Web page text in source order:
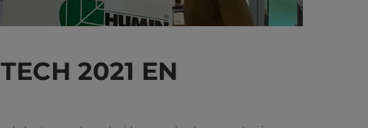
2021 EN